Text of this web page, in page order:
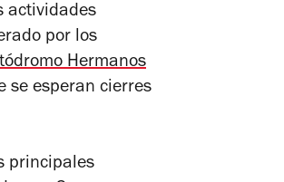
actividades
por los
Hermanos
se esperan cierres
principales